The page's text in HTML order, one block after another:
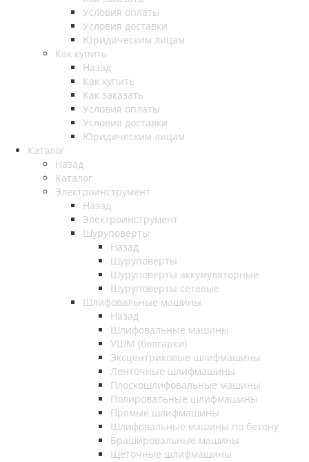
Условия оплаты
Условия доставки
Юридическим лицам
Как купить
Назад
Как купить
Как заказать
Условия оплаты
Условия доставки
Юридическим лицам
Каталог
Назад
Каталог
Электроинструмент
Назад
Электроинструмент
Шуруповерты
Назад
Шуруповерты
Шуруповерты аккумуляторные
Шуруповерты сетевые
Шлифовальные машины
Назад
Шлифовальные машины
УШМ (болгарки)
Эксцентриковые шлифмашины
Ленточные шлифмашины
Плоскошлифовальные машины
Полировальные шлифмашины
Прямые шлифмашины
Шлифовальные машины по бетону
Брашировальные машины
Щеточные шлифмашины